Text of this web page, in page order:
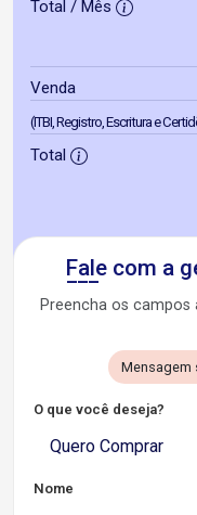
Total / Mês
Venda
(ITBI, Registro, Escritura e
Total
Fale com a
Preencha os
Mensagem
O que você deseja?
Quero Comprar
Nome